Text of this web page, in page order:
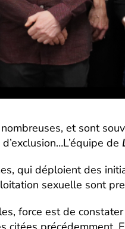
et sont
de
qui déploient des
sexuelle sont
force est de